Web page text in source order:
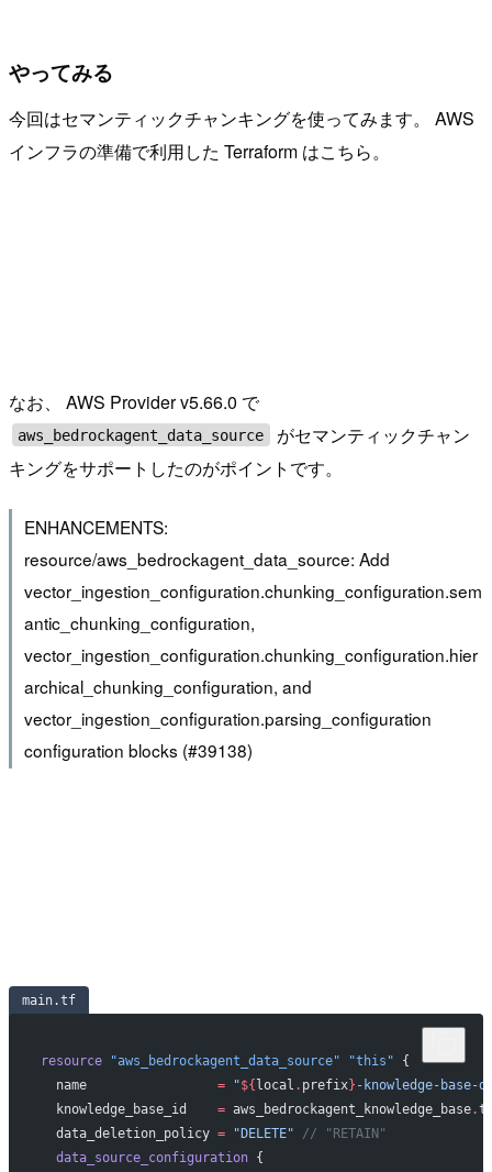
やってみる
今回はセマンティックチャンキングを使ってみます。 AWS
インフラの準備で利用した Terraform はこちら。
なお、 AWS Provider v5.66.0 で
aws_bedrockagent_data_source
がセマンティックチャン
キングをサポートしたのがポイントです。
ENHANCEMENTS:
resource/aws_bedrockagent_data_source: Add
vector_ingestion_configuration.chunking_configuration.sem
antic_chunking_configuration,
vector_ingestion_configuration.chunking_configuration.hier
archical_chunking_configuration, and
vector_ingestion_configuration.parsing_configuration
configuration blocks (#39138)
main.tf
resource "aws_bedrockagent_data_source" "this" {
name
                 =
"${ local . prefix} -knowledge-base-
knowledge_base_id
    =
aws_bedrockagent_knowledge_base.
data_deletion_policy = "DELETE" // "RETAIN"
data_source_configuration {